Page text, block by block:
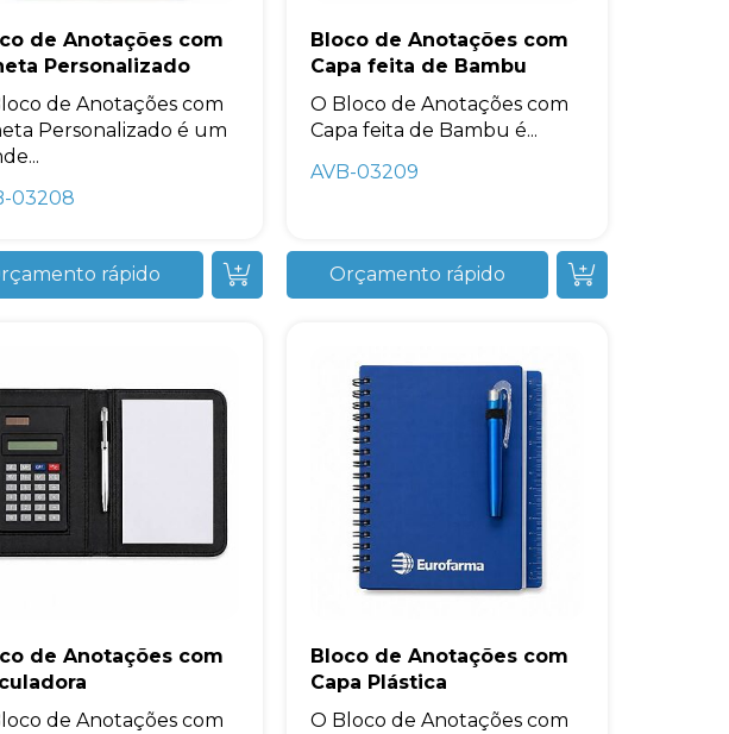
de Anotações com
Personalizado
de Anotações com
Personalizado é um
03208
rápido
Bloco de Anotações com
Capa feita de Bambu
O Bloco de Anotações com
Capa feita de Bambu é...
AVB-03209
Orçamento rápido
de Anotações com
de Anotações com
Bloco de Anotações com
Capa Plástica
O Bloco de Anotações com
e respeitar sua